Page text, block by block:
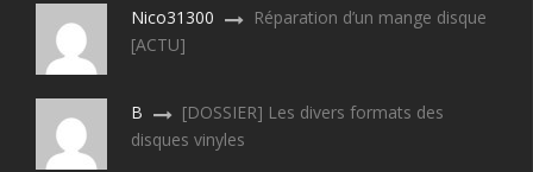
Nico31300
Réparation d’un mange disque
[ACTU]
B
[DOSSIER] Les divers formats des
disques vinyles